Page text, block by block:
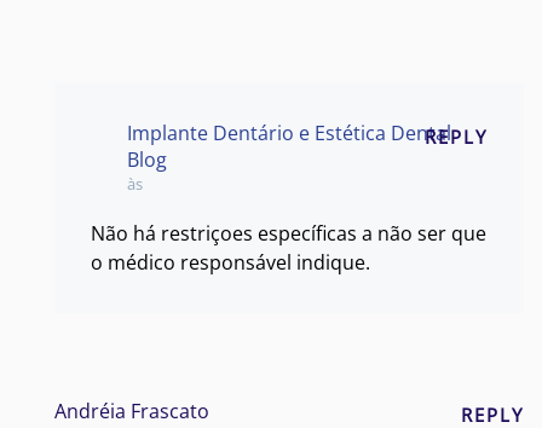
Implante Dentário e Estética Dental
Blog
às
REPLY
Não há restriçoes específicas a não ser que
o médico responsável indique.
Andréia Frascato REPLY